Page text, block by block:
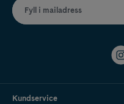
Fyll i mailadress
Kundservice